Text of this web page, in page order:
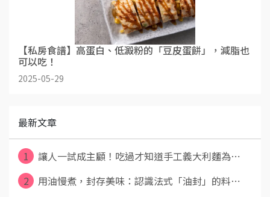
【私房食譜】高蛋白、低澱粉的「豆皮蛋餅」，減脂也
可以吃！
2025-05-29
最新文章
1
讓人一試成主顧！吃過才知道手工義大利麵為⋯
2
用油慢煮，封存美味：認識法式「油封」的料⋯